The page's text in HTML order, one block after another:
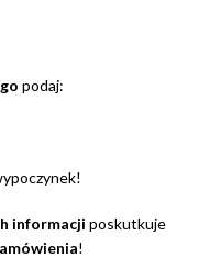
podaj:
informacji poskutkuje
!